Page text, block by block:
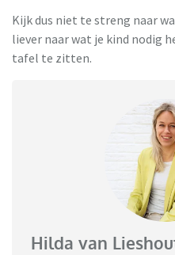
Kijk dus niet te streng naar
liever naar wat je kind nodig
tafel te zitten.
Hilda van